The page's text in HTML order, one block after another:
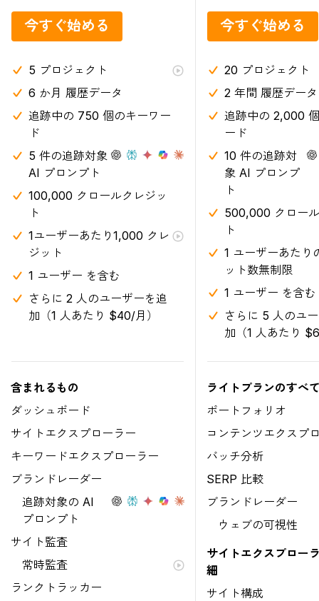
今すぐ始める 今すぐ始める
5 プロジェクト
6 か月 履歴データ
追跡中の 750 個のキーワー
ド
5 件の追跡対象
AI プロンプト
100,000 クロールクレジッ
ト
1ユーザーあたり1,000 クレ
ジット
1 ユーザー を含む
さらに 2 人のユーザーを追
加（1 人あたり $40/月）
20 プロジェクト
2 年間 履歴データ
追跡中の 2,000
ード
10 件の追跡対
象 AI プロンプ
ト
500,000 クロー
ト
1 ユーザーあたり
ット数無制限
1 ユーザー を含む
さらに 5 人のユ
加（1 人あたり
含まれるもの
ダッシュボード
サイトエクスプローラー
キーワードエクスプローラー
ブランドレーダー
追跡対象の AI
プロンプト
サイト監査
常時監査
ランクトラッカー
ライトプランのすべ
ポートフォリオ
コンテンツエクスプ
バッチ分析
SERP 比較
ブランドレーダー
ウェブの可視性
サイトエクスプロー
細
サイト構成